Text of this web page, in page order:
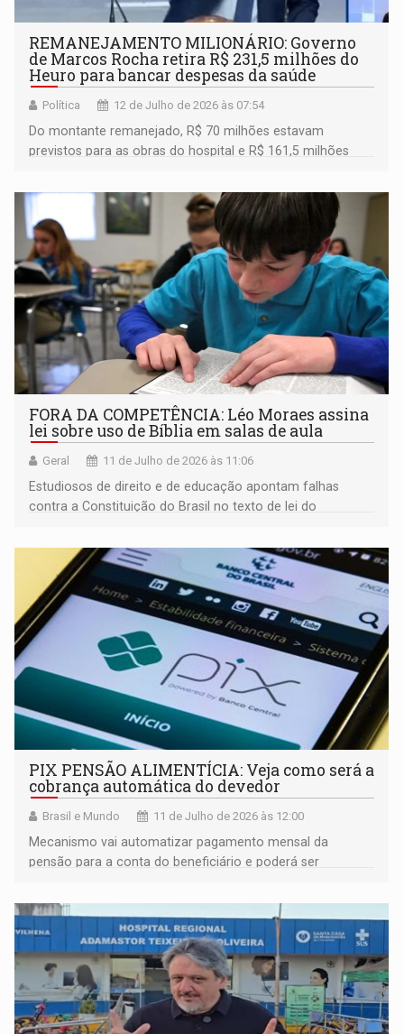
REMANEJAMENTO MILIONÁRIO: Governo
de Marcos Rocha retira R$ 231,5 milhões do
Heuro para bancar despesas da saúde
Política 12 de Julho de 2026 às 07:54
Do montante remanejado, R$ 70 milhões estavam
previstos para as obras do hospital e R$ 161,5 milhões
FORA DA COMPETÊNCIA: Léo Moraes assina
lei sobre uso de Bíblia em salas de aula
Geral 11 de Julho de 2026 às 11:06
Estudiosos de direito e de educação apontam falhas
contra a Constituição do Brasil no texto de lei do
PIX PENSÃO ALIMENTÍCIA: Veja como será a
cobrança automática do devedor
Brasil e Mundo 11 de Julho de 2026 às 12:00
Mecanismo vai automatizar pagamento mensal da
pensão para a conta do beneficiário e poderá ser
medida